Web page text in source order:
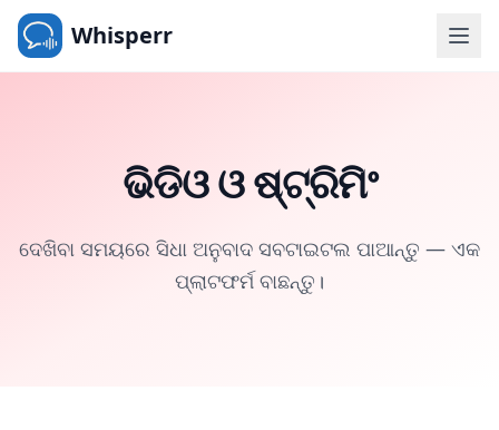
Whisperr
ଭିଡିଓ ଓ ଷ୍ଟ୍ରିମିଂ
ଦେଖିବା ସମୟରେ ସିଧା ଅନୁବାଦ ସବଟାଇଟଲ ପାଆନ୍ତୁ — ଏକ
ପ୍ଲାଟଫର୍ମ ବାଛନ୍ତୁ।